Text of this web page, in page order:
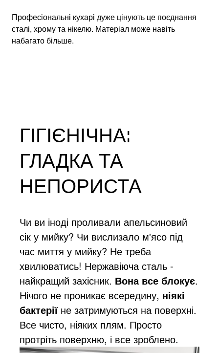
Професіональні кухарі дуже цінують це поєднання
сталі, хрому та нікелю. Матеріал може навіть
набагато більше.
ГІГІЄНІЧНА:
ГЛАДКА ТА
НЕПОРИСТА
Чи ви іноді проливали апельсиновий
сік у мийку? Чи вислизало м'ясо під
час миття у мийку? Не треба
хвилюватись! Нержавіюча сталь -
найкращий захісник. Вона все блокує.
Нічого не проникає всередину, ніякі
бактерії не затримуються на поверхні.
Все чисто, ніяких плям. Просто
протріть поверхню, і все зроблено.